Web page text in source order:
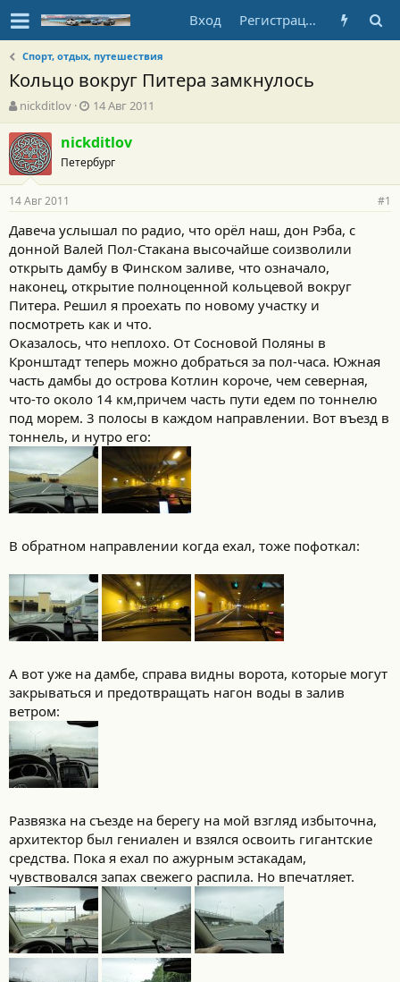
Вход Регистрация
Спорт, отдых, путешествия
Кольцо вокруг Питера замкнулось
А
в
т
о
р
т
е
м
ы
nickditlov
Д
а
т
а
н
а
а
л
а
14 Авг 2011
nickditlov
Петербург
14 Авг 2011 #1
Давеча услышал по радио, что орёл наш, дон Рэба, с
донной Валей Пол-Стакана высочайше соизволили
открыть дамбу в Финском заливе, что означало,
наконец, открытие полноценной кольцевой вокруг
Питера. Решил я проехать по новому участку и
посмотреть как и что.
Оказалось, что неплохо. От Сосновой Поляны в
Кронштадт теперь можно добраться за пол-часа. Южная
часть дамбы до острова Котлин короче, чем северная,
что-то около 14 км,причем часть пути едем по тоннелю
под морем. 3 полосы в каждом направлении. Вот въезд в
тоннель, и нутро его:
В обратном направлении когда ехал, тоже пофоткал:
А вот уже на дамбе, справа видны ворота, которые могут
закрываться и предотвращать нагон воды в залив
ветром:
Развязка на съезде на берегу на мой взгляд избыточна,
архитектор был гениален и взялся освоить гигантские
средства. Пока я ехал по ажурным эстакадам,
чувствовался запах свежего распила. Но впечатляет.